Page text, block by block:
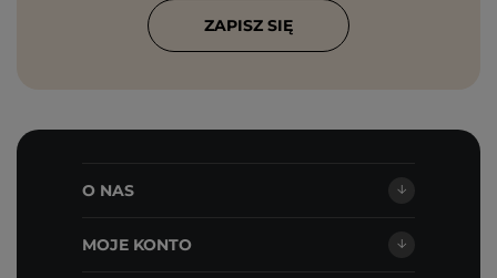
ZAPISZ SIĘ
O NAS
MOJE KONTO